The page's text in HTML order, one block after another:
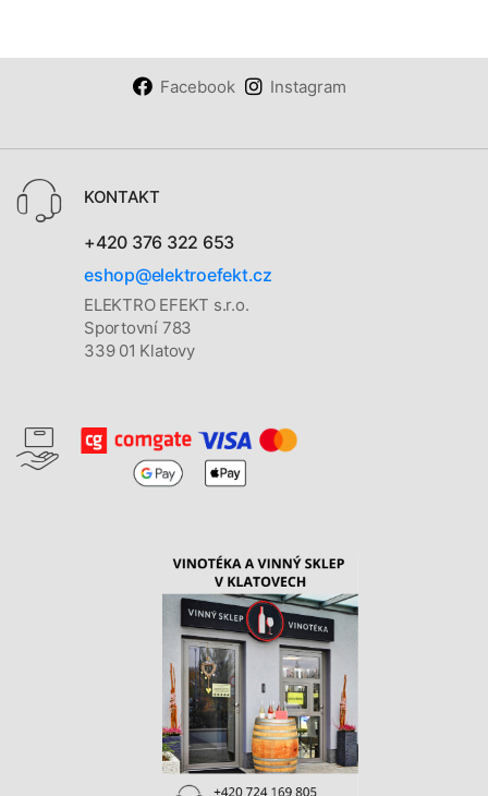
Facebook Instagram
KONTAKT
+420 376 322 653
eshop@elektroefekt.cz
ELEKTRO EFEKT s.r.o.
Sportovní 783
339 01 Klatovy